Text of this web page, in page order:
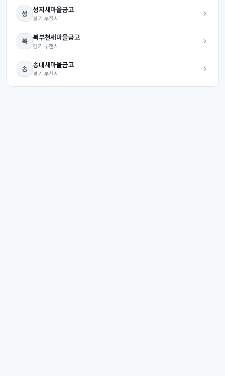
성 성지새마을금고
경기 부천시
북 북부천새마을금고
경기 부천시
송 송내새마을금고
경기 부천시